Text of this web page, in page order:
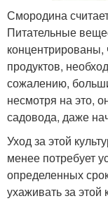
Смородина
Питательные
концентрированы,
продуктов,
сожалению,
несмотря на это,
садовода, даже
Уход за этой
менее потребует
определенных
ухаживать за этой